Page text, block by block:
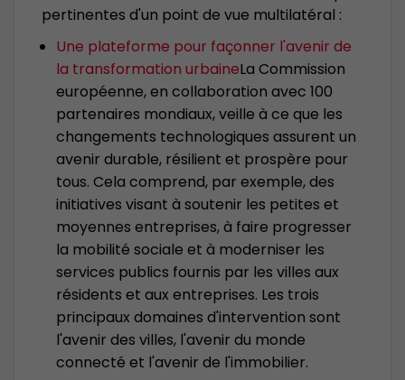
pertinentes d'un point de vue multilatéral :
Une plateforme pour façonner l'avenir de
la transformation urbaineLa Commission
européenne, en collaboration avec 100
partenaires mondiaux, veille à ce que les
changements technologiques assurent un
avenir durable, résilient et prospère pour
tous. Cela comprend, par exemple, des
initiatives visant à soutenir les petites et
moyennes entreprises, à faire progresser
la mobilité sociale et à moderniser les
services publics fournis par les villes aux
résidents et aux entreprises. Les trois
principaux domaines d'intervention sont
l'avenir des villes, l'avenir du monde
connecté et l'avenir de l'immobilier.